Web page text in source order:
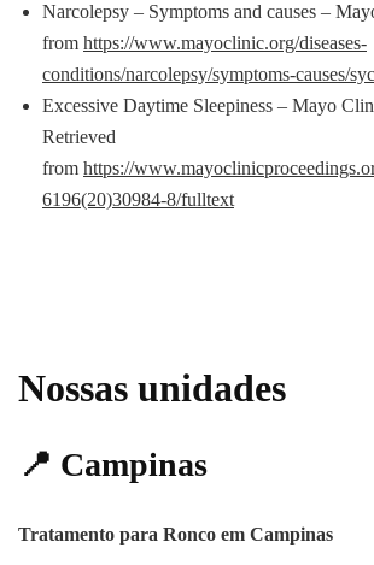
Narcolepsy – Symptoms and causes –
from https://www.mayoclinic.org/diseases-
conditions/narcolepsy/symptoms-causes/
Excessive Daytime Sleepiness – Mayo
Retrieved
from https://
6196(20)30984-8/fulltext
Nossas unidades
📍 Campinas
Tratamento para Ronco em Campinas